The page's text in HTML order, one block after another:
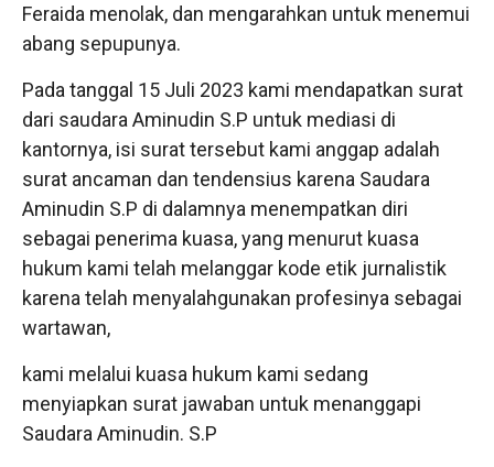
Feraida menolak, dan mengarahkan untuk menemui
abang sepupunya.
Pada tanggal 15 Juli 2023 kami mendapatkan surat
dari saudara Aminudin S.P untuk mediasi di
kantornya, isi surat tersebut kami anggap adalah
surat ancaman dan tendensius karena Saudara
Aminudin S.P di dalamnya menempatkan diri
sebagai penerima kuasa, yang menurut kuasa
hukum kami telah melanggar kode etik jurnalistik
karena telah menyalahgunakan profesinya sebagai
wartawan,
kami melalui kuasa hukum kami sedang
menyiapkan surat jawaban untuk menanggapi
Saudara Aminudin. S.P